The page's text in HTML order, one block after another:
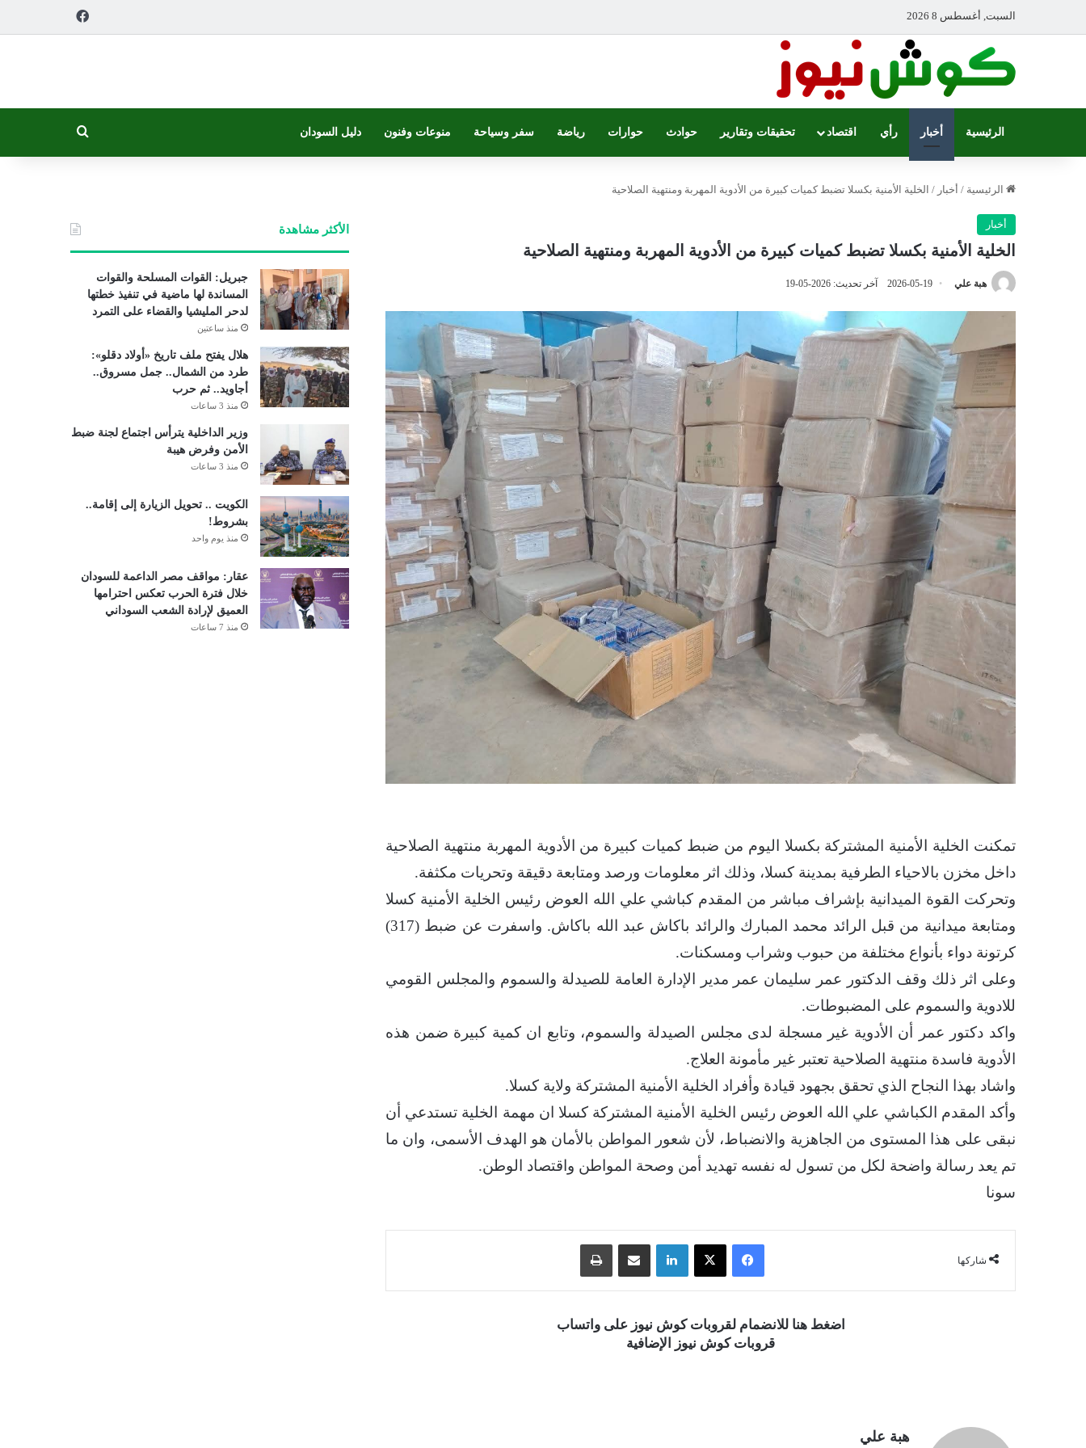
السبت, أغسطس 8 2026
الرئيسية أخبار رأي اقتصاد تحقيقات وتقارير حوادث حوارات رياضة سفر وسياحة منوعات وفنون دليل السودان
الرئيسية / أخبار / الخلية الأمنية بكسلا تضبط كميات كبيرة من الأدوية المهربة ومنتهية الصلاحية
أخبار
الخلية الأمنية بكسلا تضبط كميات كبيرة من الأدوية المهربة ومنتهية الصلاحية
هبة علي 2026-05-19 آخر تحديث: 2026-05-19
تمكنت الخلية الأمنية المشتركة بكسلا اليوم من ضبط كميات كبيرة من الأدوية المهربة منتهية الصلاحية
داخل مخزن بالاحياء الطرفية بمدينة كسلا، وذلك اثر معلومات ورصد ومتابعة دقيقة وتحريات مكثفة.
وتحركت القوة الميدانية بإشراف مباشر من المقدم كباشي علي الله العوض رئيس الخلية الأمنية كسلا
ومتابعة ميدانية من قبل الرائد محمد المبارك والرائد باكاش عبد الله باكاش. واسفرت عن ضبط (317)
كرتونة دواء بأنواع مختلفة من حبوب وشراب ومسكنات.
وعلى اثر ذلك وقف الدكتور عمر سليمان عمر مدير الإدارة العامة للصيدلة والسموم والمجلس القومي
للادوية والسموم على المضبوطات.
واكد دكتور عمر أن الأدوية غير مسجلة لدى مجلس الصيدلة والسموم، وتابع ان كمية كبيرة ضمن هذه
الأدوية فاسدة منتهية الصلاحية تعتبر غير مأمونة العلاج.
واشاد بهذا النجاح الذي تحقق بجهود قيادة وأفراد الخلية الأمنية المشتركة ولاية كسلا.
وأكد المقدم الكباشي علي الله العوض رئيس الخلية الأمنية المشتركة كسلا ان مهمة الخلية تستدعي أن
نبقى على هذا المستوى من الجاهزية والانضباط، لأن شعور المواطن بالأمان هو الهدف الأسمى، وان ما
تم يعد رسالة واضحة لكل من تسول له نفسه تهديد أمن وصحة المواطن واقتصاد الوطن.
سونا
شاركها
فيسبوك ‫X لينكدإن مشاركة عبر البريد
اضغط هنا للانضمام لقروبات كوش نيوز على واتساب
قروبات كوش نيوز الإضافية
هبة علي
الأكثر مشاهدة
جبريل: القوات المسلحة والقوات
المساندة لها ماضية في تنفيذ خطتها
لدحر المليشيا والقضاء على التمرد
منذ ساعتين
هلال يفتح ملف تاريخ «أولاد دقلو»:
طرد من الشمال.. جمل مسروق..
أجاويد.. ثم حرب
منذ 3 ساعات
وزير الداخلية يترأس اجتماع لجنة ضبط
الأمن وفرض هيبة
منذ 3 ساعات
الكويت .. تحويل الزيارة إلى إقامة..
بشروط!
منذ يوم واحد
عقار: مواقف مصر الداعمة للسودان
خلال فترة الحرب تعكس احترامها
العميق لإرادة الشعب السوداني
منذ 7 ساعات